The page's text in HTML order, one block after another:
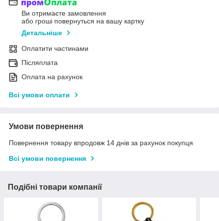
Ви отримаєте замовлення
або гроші повернуться на вашу картку
Детальніше
Оплатити частинами
Післяплата
Оплата на рахунок
Всі умови оплати
Умови повернення
Повернення товару впродовж 14 днів за рахунок покупця
Всі умови повернення
Подібні товари компанії